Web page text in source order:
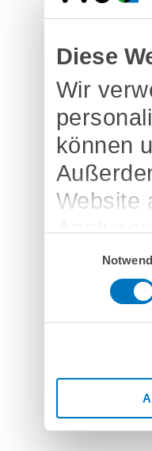
Diese
Wir
können
Website
Dienste